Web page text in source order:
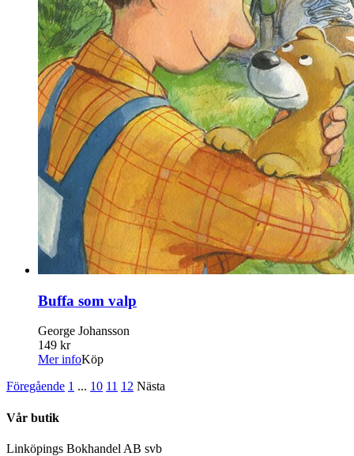
Buffa som valp
George Johansson
149 kr
Mer infoKöp
Föregående 1 ... 10 11 12 Nästa
Vår butik
Linköpings Bokhandel AB svb